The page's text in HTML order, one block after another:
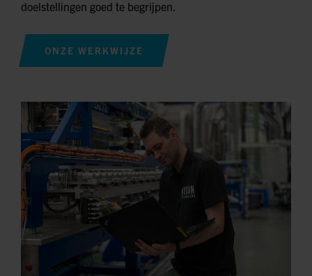
doelstellingen goed te begrijpen.
ONZE WERKWIJZE